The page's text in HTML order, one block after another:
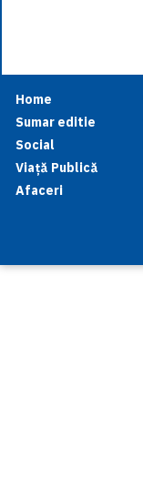
Home
Sumar editie
Social
Viață Publică
Afaceri